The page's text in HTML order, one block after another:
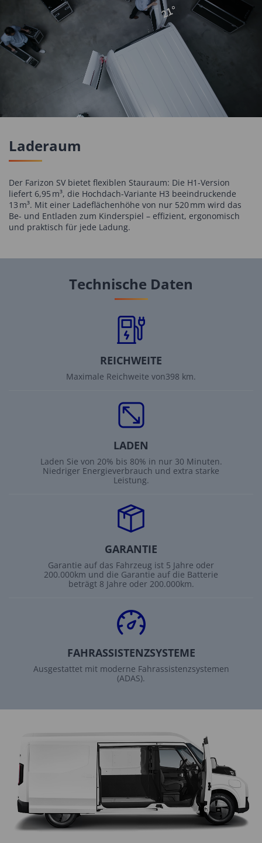
Laderaum
Der Farizon SV bietet flexiblen Stauraum: Die H1-Version
liefert 6,95 m³, die Hochdach-Variante H3 beeindruckende
13 m³. Mit einer Ladeflächenhöhe von nur 520 mm wird das
Be- und Entladen zum Kinderspiel – effizient, ergonomisch
und praktisch für jede Ladung.
Technische Daten
REICHWEITE
Maximale Reichweite von398 km.
LADEN
Laden Sie von 20% bis 80% in nur 30 Minuten.
Niedriger Energieverbrauch und extra starke
Leistung.
GARANTIE
Garantie auf das Fahrzeug ist 5 Jahre oder
200.000km und die Garantie auf die Batterie
beträgt 8 Jahre oder 200.000km.
FAHRASSISTENZSYSTEME
Ausgestattet mit moderne Fahrassistenzsystemen
(ADAS).